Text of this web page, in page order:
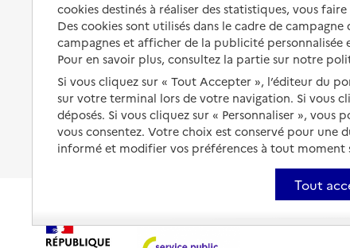
Organiser à l'avance sa propre
protection
Les mesures de protection
Les obligations de la famille
À qui s’adresser ?
Les politiques du grand âge
Vivre à domicile avec une
maladie ou un handicap
Être hospitalisé
Fin de vie à domicile
cookies destinés à réaliser des statistiques, vous
Des cookies sont utilisés dans le cadre de
campagnes et afficher de la publicité
Pour en savoir plus, consultez la partie sur notre
Si vous cliquez sur « Tout Accepter », l’éditeur du
sur votre terminal lors de votre navigation. Si vous
déposés. Si vous cliquez sur « Personnaliser »,
vous consentez. Votre choix est conservé pour une
informé et modifier vos préférences à tout moment
Tout